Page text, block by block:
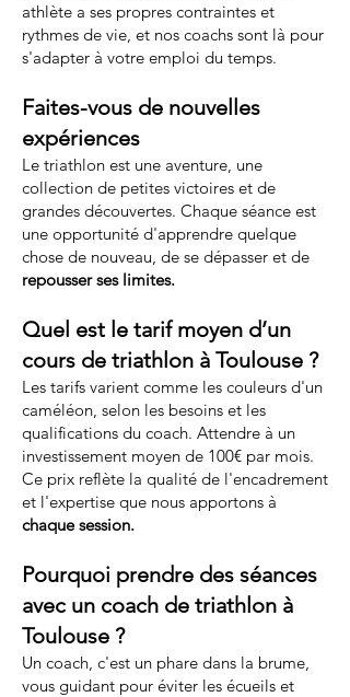
athlète a ses propres contraintes et
rythmes de vie, et nos coachs sont là pour
s'adapter à votre emploi du temps.
Faites-vous de nouvelles
expériences
Le triathlon est une aventure, une
collection de petites victoires et de
grandes découvertes. Chaque séance est
une opportunité d'apprendre quelque
chose de nouveau, de se dépasser et de
repousser ses limites.
Quel est le tarif moyen d’un
cours de triathlon à Toulouse ?
Les tarifs varient comme les couleurs d'un
caméléon, selon les besoins et les
qualifications du coach. Attendre à un
investissement moyen de 100€ par mois.
Ce prix reflète la qualité de l'encadrement
et l'expertise que nous apportons à
chaque session.
Pourquoi prendre des séances
avec un coach de triathlon à
Toulouse ?
Un coach, c'est un phare dans la brume,
vous guidant pour éviter les écueils et